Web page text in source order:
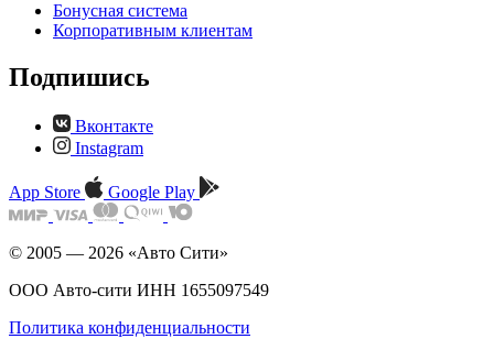
Бонусная система
Корпоративным клиентам
Подпишись
Вконтакте
Instagram
App Store Google Play
© 2005 — 2026 «Авто Сити»
ООО Авто-сити ИНН 1655097549
Политика конфиденциальности